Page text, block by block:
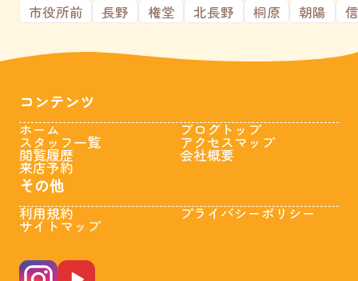
市役所前
長野 権堂 北長野 桐原 朝陽
コンテンツ
ホーム
スタッフ一覧
閲覧履歴
来店予約
ブログトップ
アクセスマップ
会社概要
その他
利用規約
サイトマップ
プライバシーポリシー